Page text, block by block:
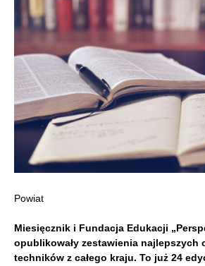
Powiat
Miesięcznik i Fundacja Edukacji
opublikowały zestawienia najlepszych
techników z całego kraju. To już 24